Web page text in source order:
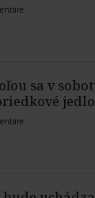
sa v
jedlo